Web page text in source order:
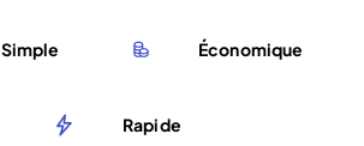
Simple Économique
Rapide